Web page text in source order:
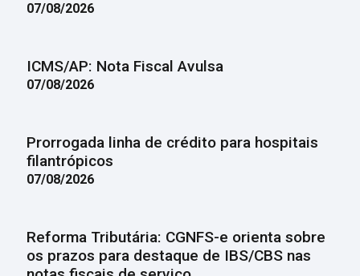
07/08/2026
ICMS/AP: Nota Fiscal Avulsa
07/08/2026
Prorrogada linha de crédito para hospitais
filantrópicos
07/08/2026
Reforma Tributária: CGNFS-e orienta sobre
os prazos para destaque de IBS/CBS nas